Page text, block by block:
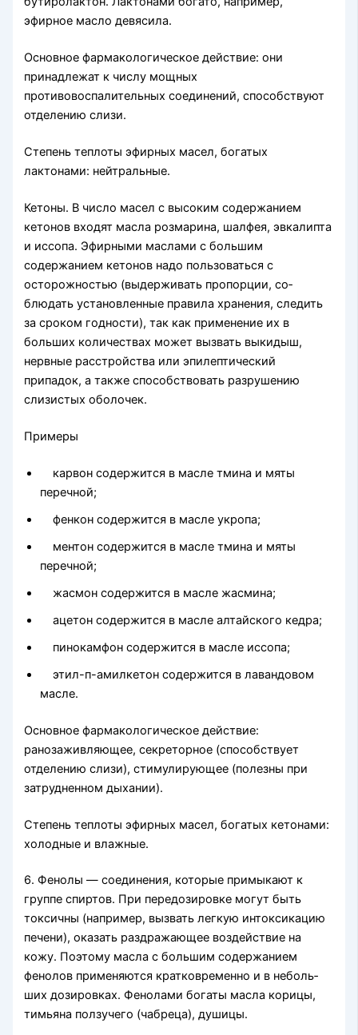
эфирное масло девясила.
Основное фармакологическое действие: они
принадлежат к числу мощных
противовоспалительных соединений, спо­собствуют
отделению слизи.
Степень теплоты эфирных масел, богатых
лактонами: ней­тральные.
Кетоны. В число масел с высоким содержани­ем
кетонов входят масла розмарина, шалфея, эвкалипта
и ис­сопа. Эфирными маслами с большим
содержанием кетонов надо пользоваться с
осторожностью (выдерживать пропорции, со­
блюдать установленные правила хранения, следить
за сроком годности), так как применение их в
больших количествах мо­жет вызвать выкидыш,
нервные расстройства или эпилепти­ческий
припадок, а также способствовать разрушению
слизи­стых оболочек.
Примеры
карвон содержится в масле тмина и мяты
перечной;
фенкон содержится в масле укропа;
ментон содержится в масле тмина и мяты
перечной;
жасмон содержится в масле жасмина;
ацетон содержится в масле алтайского кедра;
пинокамфон содержится в масле иссопа;
этил-п-амилкетон содержится в лавандовом
масле.
Основное фармакологическое действие:
ранозаживляющее, секреторное (способствует
отделению слизи), стимулирующее (полезны при
затрудненном дыхании).
Степень теплоты эфирных масел, богатых кетонами:
холод­ные и влажные.
6. Фенолы — соединения, которые примыкают к
группе спир­тов. При передозировке могут быть
токсичны (например, вызвать легкую интоксикацию
печени), оказать раздражающее воздействие на
кожу. Поэтому масла с большим со­держанием
фенолов применяются кратковременно и в неболь­
ших дозировках. Фенолами богаты масла ко­рицы,
тимьяна ползучего (чабреца), душицы.